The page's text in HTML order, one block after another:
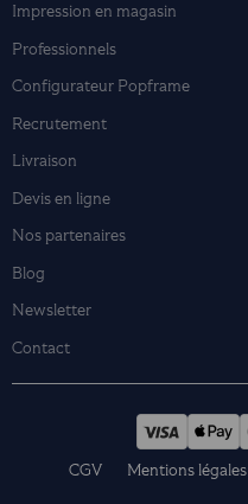
Impression en magasin
Professionnels
Configurateur Popframe
Recrutement
Livraison
Devis en ligne
Nos partenaires
Blog
Newsletter
Contact
CGV Mentions légales